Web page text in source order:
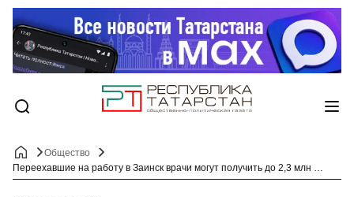
Общество
Переехавшие на работу в Заинск врачи могут получить до 2,3 млн рублей выплат и служебное жилье